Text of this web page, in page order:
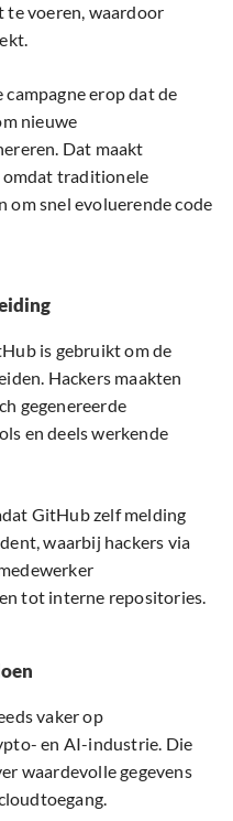
te voeren, waardoor
erop dat de
nieuwe
Dat maakt
omdat traditionele
om snel evoluerende code
is gebruikt om de
Hackers maakten
gegenereerde
en deels werkende
GitHub zelf melding
waarbij hackers via
tot interne repositories.
vaker op
en AI-industrie. Die
waardevolle gegevens